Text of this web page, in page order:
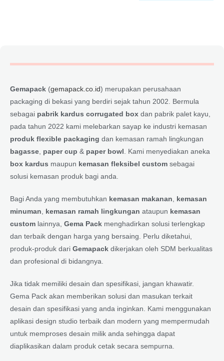
Gemapack (gemapack.co.id) merupakan perusahaan
packaging di bekasi yang berdiri sejak tahun 2002. Bermula
sebagai pabrik kardus corrugated box dan pabrik palet kayu,
pada tahun 2022 kami melebarkan sayap ke industri kemasan
produk flexible packaging dan kemasan ramah lingkungan
bagasse paper cup & paper bowl . Kami menyediakan aneka
box kardus maupun kemasan fleksibel custom sebagai
solusi kemasan produk bagi anda.
Bagi Anda yang membutuhkan kemasan makanan
kemasan
minuman
kemasan ramah lingkungan ataupun kemasan
custom lainnya, Gema Pack menghadirkan solusi terlengkap
dan terbaik dengan harga yang bersaing. Perlu diketahui,
produk-produk dari Gemapack dikerjakan oleh SDM berkualitas
dan profesional di bidangnya.
Jika tidak memiliki desain dan spesifikasi, jangan khawatir.
Gema Pack akan memberikan solusi dan masukan terkait
desain dan spesifikasi yang anda inginkan. Kami menggunakan
aplikasi design studio terbaik dan modern yang mempermudah
untuk memproses desain milik anda sehingga dapat
diaplikasikan dalam produk cetak secara sempurna.